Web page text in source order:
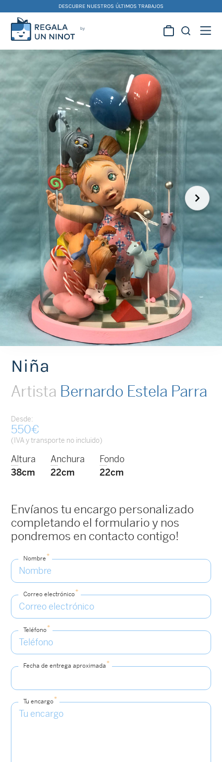
content
DESCUBRE NUESTROS ÚLTIMOS TRABAJOS
nuestros artistas
falleros y foguereros
Niña
Artista Bernardo Estela Parra
Desde:
550€
(IVA y transporte no incluido)
Altura
38cm
Anchura
22cm
Fondo
22cm
Envíanos tu encargo personalizado
completando el formulario y nos
pondremos en contacto contigo!
Nombre*
Correo electrónico*
Teléfono*
Fecha de entrega aproximada*
Tu encargo*